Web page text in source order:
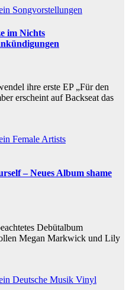
Songvorstellungen
im Nichts
ihre erste EP „Für den
erscheint auf Backseat das
Female Artists
– Neues Album shame
Debütalbum
Megan Markwick und Lily
Deutsche Musik Vinyl